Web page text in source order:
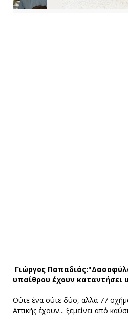
Γιώργος
υπαίθρου έχουν καταντήσει
Ούτε ένα ούτε δύο, αλλά 77
Αττικής έχουν... ξεµείνει από